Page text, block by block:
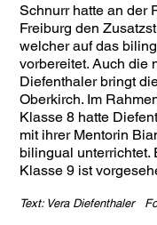
Schnurr hatte an der
Freiburg den
welcher auf das
vorbereitet. Auch die
Diefenthaler bringt
Oberkirch. Im
Klasse 8 hatte
mit ihrer Mentorin
bilingual unterrichtet.
Klasse 9 ist
Text: Vera Diefenthaler